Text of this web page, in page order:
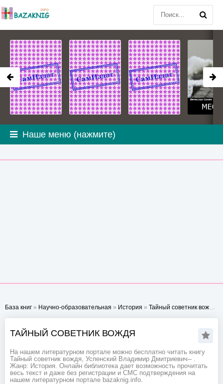
Наше меню (нажмите)
База книг » Научно-образовательная » История » Тайный советник вождя
ТАЙНЫЙ СОВЕТНИК ВОЖДЯ
На нашем литературном портале можно бесплатно читать книгу
Тайный советник вождя, Успенский Владимир Дмитриевич-- .
Жанр: История. Онлайн библиотека дает возможность прочитать
весь текст и даже без регистрации и СМС подтверждения на
нашем литературном портале bazaknig.info.